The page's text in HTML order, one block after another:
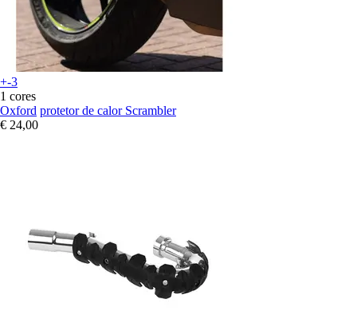
+-3
1 cores
Oxford protetor de calor Scrambler
€ 24,00